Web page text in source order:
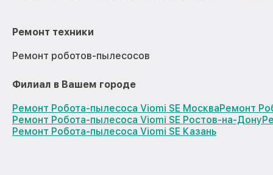
Ремонт техники
Ремонт роботов-пылесосов
Филиал в Вашем городе
Ремонт Робота-пылесоса Viomi SE МоскваРемонт
Ремонт Робота-пылесоса Viomi SE Ростов-на-Дону
Ремонт Робота-пылесоса Viomi SE Казань